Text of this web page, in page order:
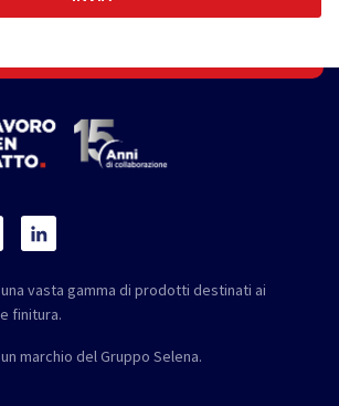
vasta gamma di prodotti destinati ai
finitura.
marchio del Gruppo Selena.